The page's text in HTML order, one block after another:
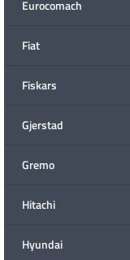
Eurocomach
Fiat
Fiskars
Gjerstad
Gremo
Hitachi
Hyundai